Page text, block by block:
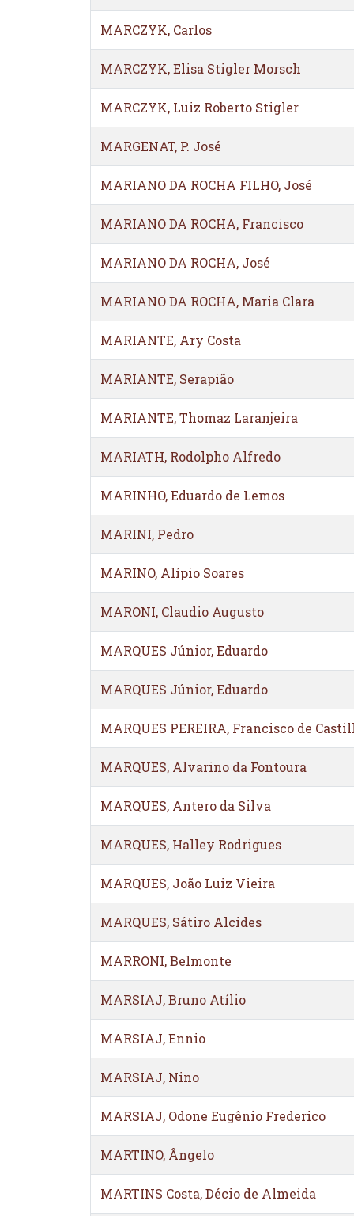
MARCZYK, Carlos
MARCZYK, Elisa Stigler Morsch
MARCZYK, Luiz Roberto Stigler
MARGENAT, P. José
MARIANO DA ROCHA FILHO, José
MARIANO DA ROCHA, Francisco
MARIANO DA ROCHA, José
MARIANO DA ROCHA, Maria Clara
MARIANTE, Ary Costa
MARIANTE, Serapião
MARIANTE, Thomaz Laranjeira
MARIATH, Rodolpho Alfredo
MARINHO, Eduardo de Lemos
MARINI, Pedro
MARINO, Alípio Soares
MARONI, Claudio Augusto
MARQUES Júnior, Eduardo
MARQUES Júnior, Eduardo
MARQUES PEREIRA, Francisco de
MARQUES, Alvarino da Fontoura
MARQUES, Antero da Silva
MARQUES, Halley Rodrigues
MARQUES, João Luiz Vieira
MARQUES, Sátiro Alcides
MARRONI, Belmonte
MARSIAJ, Bruno Atílio
MARSIAJ, Ennio
MARSIAJ, Nino
MARSIAJ, Odone Eugênio Frederico
MARTINO, Ângelo
MARTINS Costa, Décio de Almeida